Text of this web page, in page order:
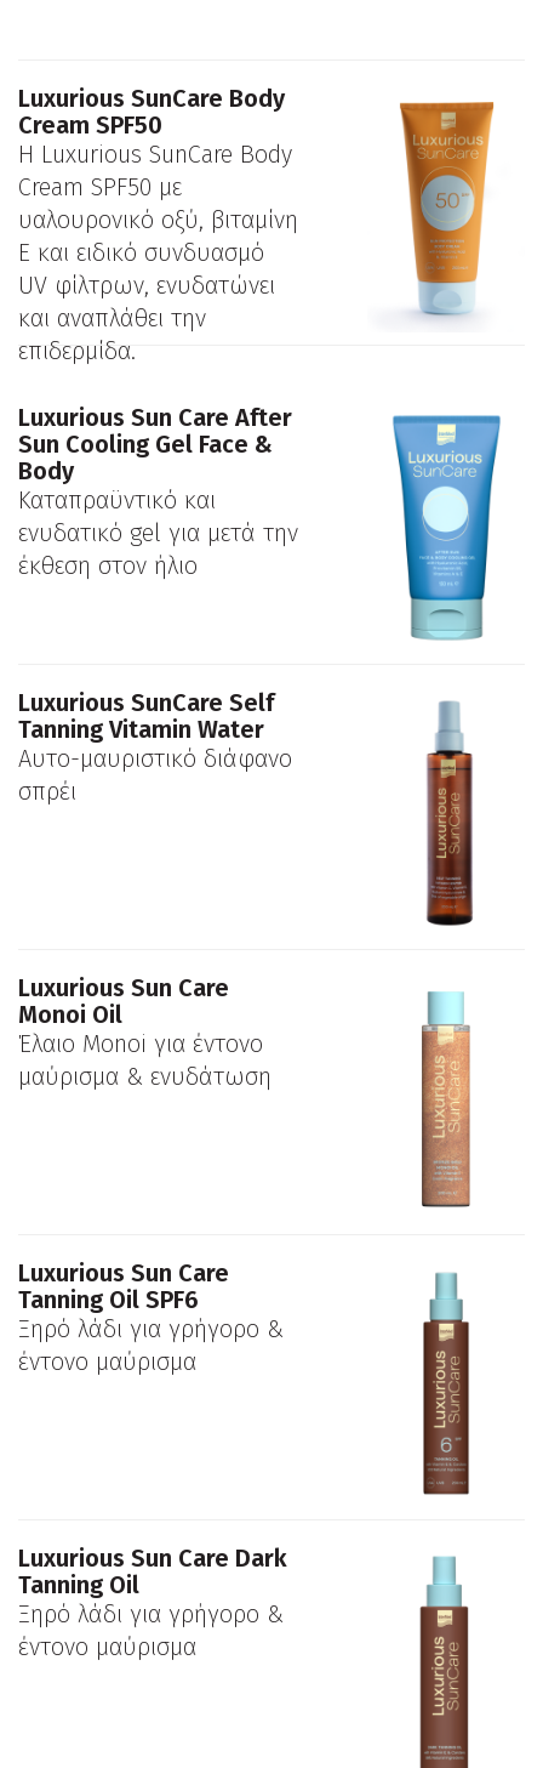
Luxurious SunCare Body
Cream SPF50
Η Luxurious SunCare Body
Cream SPF50 με
υαλουρονικό οξύ, βιταμίνη
Ε και ειδικό συνδυασμό
UV φίλτρων, ενυδατώνει
και αναπλάθει την
επιδερμίδα.
Luxurious Sun Care After
Sun Cooling Gel Face &
Body
Καταπραϋντικό και
ενυδατικό gel για μετά την
έκθεση στον ήλιο
Luxurious SunCare Self
Tanning Vitamin Water
Αυτο-μαυριστικό διάφανο
σπρέι
Luxurious Sun Care
Monoi Oil
Έλαιο Monoi για έντονο
μαύρισμα & ενυδάτωση
Luxurious Sun Care
Tanning Oil SPF6
Ξηρό λάδι για γρήγορο &
έντονο μαύρισμα
Luxurious Sun Care Dark
Tanning Oil
Ξηρό λάδι για γρήγορο &
έντονο μαύρισμα